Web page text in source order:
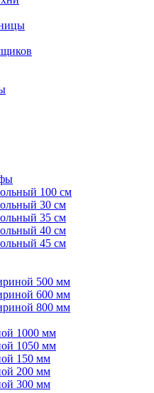
100 см
30 см
35 см
40 см
45 см
500 мм
600 мм
800 мм
1000 мм
1050 мм
150 мм
200 мм
300 мм